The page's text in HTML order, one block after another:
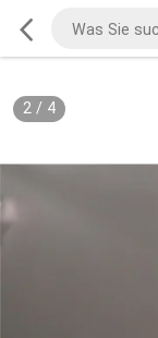
2/ 4